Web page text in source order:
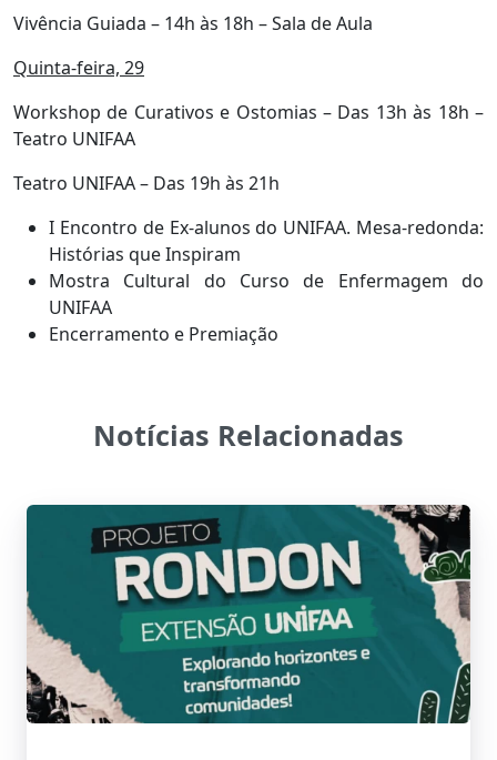
Vivência Guiada – 14h às 18h – Sala de Aula
Quinta-feira, 29
Workshop de Curativos e Ostomias – Das 13h às 18h –
Teatro UNIFAA
Teatro UNIFAA – Das 19h às 21h
I Encontro de Ex-alunos do UNIFAA. Mesa-redonda:
Histórias que Inspiram
Mostra Cultural do Curso de Enfermagem do
UNIFAA
Encerramento e Premiação
Notícias Relacionadas